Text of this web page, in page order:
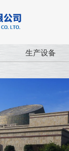
生产设备